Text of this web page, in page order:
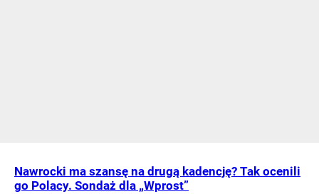
Nawrocki ma szansę na drugą kadencję? Tak ocenili
go Polacy. Sondaż dla „Wprost”